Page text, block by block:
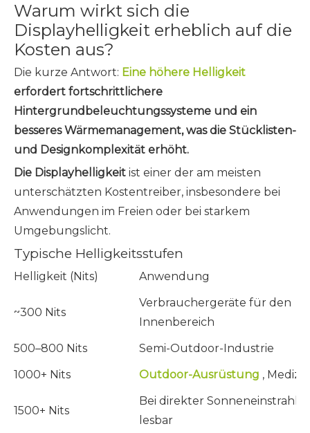
Warum wirkt sich die
Displayhelligkeit erheblich auf die
Kosten aus?
Die kurze Antwort: Eine höhere Helligkeit
erfordert fortschrittlichere
Hintergrundbeleuchtungssysteme und ein
besseres Wärmemanagement, was die Stücklisten-
und Designkomplexität erhöht.
Die Displayhelligkeit ist einer der am meisten
unterschätzten Kostentreiber, insbesondere bei
Anwendungen im Freien oder bei starkem
Umgebungslicht.
Typische Helligkeitsstufen
Helligkeit (Nits) Anwendung
~300 Nits
Verbrauchergeräte für den
Innenbereich
500–800 Nits
Semi-Outdoor-Industrie
1000+ Nits
Outdoor-Ausrüstung , Medizin
1500+ Nits
Bei direkter
lesbar